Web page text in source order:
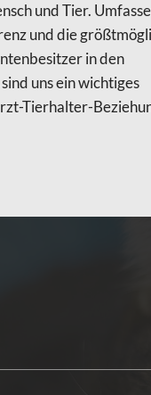
und Tier.
und die
in den
uns ein wichtiges
Tierhalter-